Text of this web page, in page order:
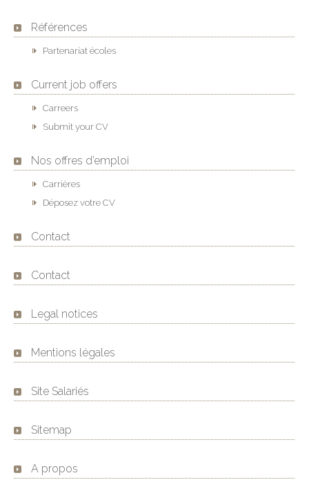
Références
Partenariat écoles
Current job offers
Carreers
Submit your CV
Nos offres d’emploi
Carrières
Déposez votre CV
Contact
Contact
Legal notices
Mentions légales
Site Salariés
Sitemap
A propos